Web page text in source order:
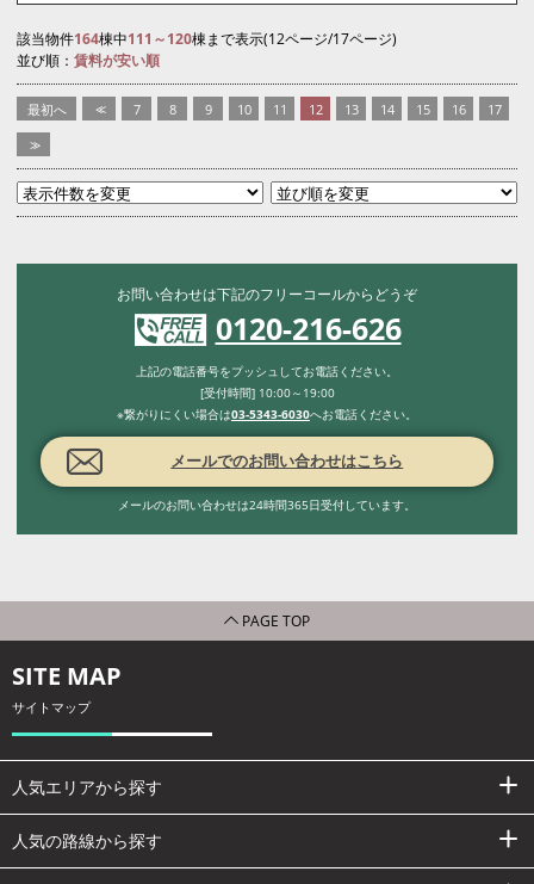
該当物件164棟中111～120棟まで表示(12ページ/17ページ)
並び順： 賃料が安い順
最初へ << 7 8 9 10 11 12 13 14 15 16
17
>>
お問い合わせは下記のフリーコールからどうぞ
0120-216-626
上記の電話番号をプッシュしてお電話ください。
[受付時間] 10:00～19:00
※繋がりにくい場合は03-5343-6030へお電話ください。
メールでのお問い合わせはこちら
メールのお問い合わせは24時間365日受付しています。
PAGE TOP
SITE MAP
サイトマップ
人気エリアから探す
人気の路線から探す